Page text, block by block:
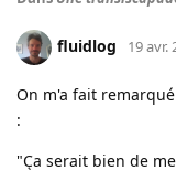
fluidlog 19 avr.
On m'a fait
:
"Ça serait bien de